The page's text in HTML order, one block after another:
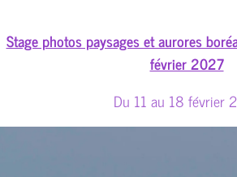
Stage photos paysages et aurores
février 2027
Du 11 au 18 février